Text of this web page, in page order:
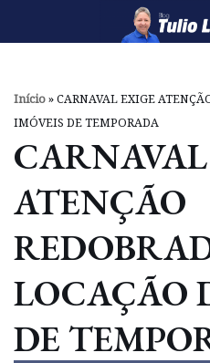
o
conteúdo
Início»CARNAVAL EXIGE
IMÓVEIS DE TEMPORADA
ATENÇÃO
LOCAÇÃO
DE